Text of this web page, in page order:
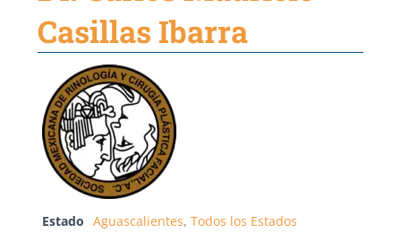
Casillas Ibarra
Estado Aguascalientes, Todos los Estados